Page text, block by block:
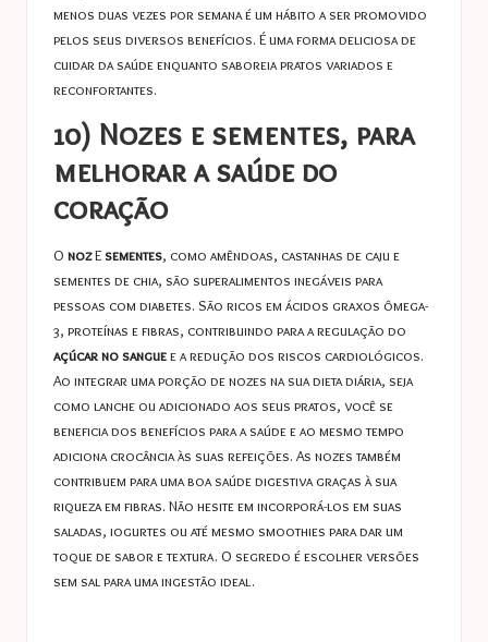
menos duas vezes por semana é um hábito a ser promovido
pelos seus diversos benefícios. É uma forma deliciosa de
cuidar da saúde enquanto saboreia pratos variados e
reconfortantes.
10) Nozes e sementes, para
melhorar a saúde do
coração
O nozE sementes, como amêndoas, castanhas de caju e
sementes de chia, são superalimentos inegáveis ​​para
pessoas com diabetes. São ricos em ácidos graxos ômega-
3, proteínas e fibras, contribuindo para a regulação do
açúcar no sanguee a redução dos riscos cardiológicos.
Ao integrar uma porção de nozes na sua dieta diária, seja
como lanche ou adicionado aos seus pratos, você se
beneficia dos benefícios para a saúde e ao mesmo tempo
adiciona crocância às suas refeições. As nozes também
contribuem para uma boa saúde digestiva graças à sua
riqueza em fibras. Não hesite em incorporá-los em suas
saladas, iogurtes ou até mesmo smoothies para dar um
toque de sabor e textura. O segredo é escolher versões
sem sal para uma ingestão ideal.